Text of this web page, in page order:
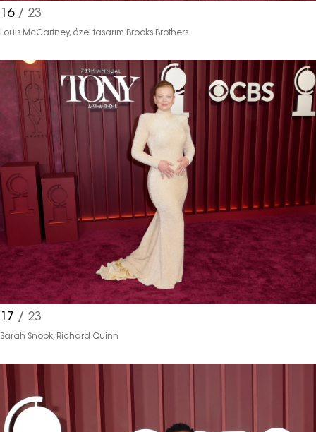
16/ 23
Louis McCartney, özel tasarım Brooks Brothers
17 / 23
Sarah Snook, Richard Quinn